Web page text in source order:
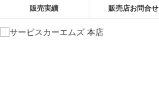
販売実績 販売店お問合せ